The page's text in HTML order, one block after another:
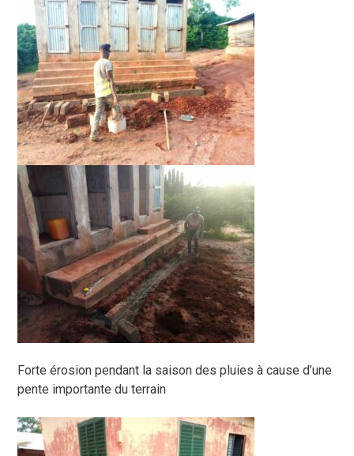
Forte érosion pendant la saison des pluies à cause d’une
pente importante du terrain